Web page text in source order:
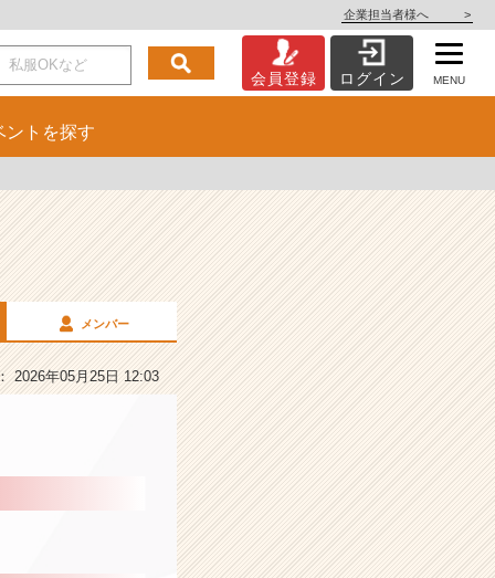
企業担当者様へ >
会員登録 ログイン MENU
ント を探す
メンバー
2026年05月25日 12:03